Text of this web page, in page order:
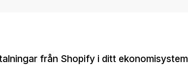
från Shopify i ditt ekonomisystem